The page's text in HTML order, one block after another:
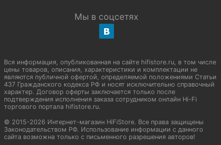
Мы в соцсетях
Вся информация, опубликованная на сайте hifistore.ru, в том числе
цены товаров, описания, характеристики и комплектации не
являются публичной офертой, определяемой положениями Статьи
437 Гражданского кодекса РФ и носят исключительно справочный
характер. Договор оферты заключается только после
подтверждения исполнения заказа сотрудником онлайн Hi-Fi
торгового портала hifistore.ru.
© 2015-2026 Интернет-магазин HiFiStore. Все права защищены
Законодательством РФ. Использование информации с данного
сайта возможна только с письменного разрешения авторов!